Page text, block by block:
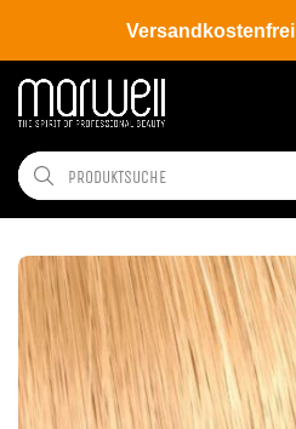
Shop Brands Wella